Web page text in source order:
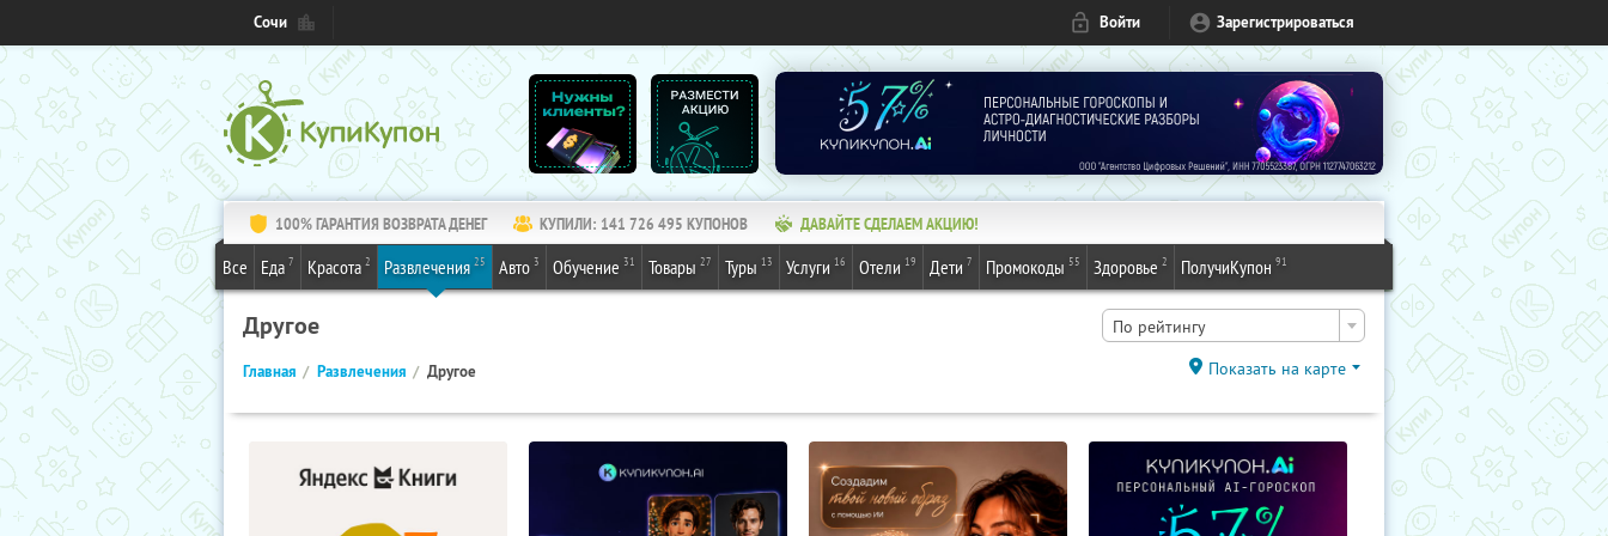
Сочи Войти Зарегистрироваться
100% ГАРАНТИЯ ВОЗВРАТА ДЕНЕГ КУПИЛИ: 141 726 496 КУПОНОВ ДАВАЙТЕ СДЕЛАЕМ АКЦИЮ!
Все Еда 7 Красота 2 Развлечения 25 Авто 3 Обучение 31 Товары 27 Туры 13 Услуги 16 Отели 19 Дети 7 Промокоды 55 Здоровье 2 ПолучиКупон 91
Другое По рейтингу
Главная Развлечения Другое Показать на карте